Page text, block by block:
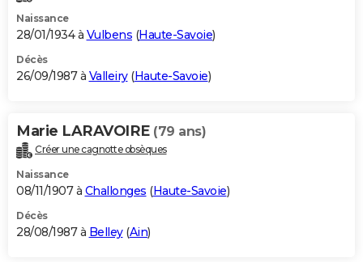
Naissance
28/01/1934 à Vulbens (Haute-Savoie)
Décès
26/09/1987 à Valleiry(Haute-Savoie)
Marie LARAVOIRE (79 ans)
Créer une cagnotte obsèques
Naissance
08/11/1907 à Challonges (Haute-Savoie)
Décès
28/08/1987 à Belley(Ain)